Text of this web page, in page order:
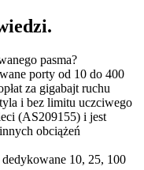
pasma?
porty od 10 do 400
za gigabajt ruchu
i bez limitu uczciwego
(AS209155) i jest
obciążeń
10, 25, 100